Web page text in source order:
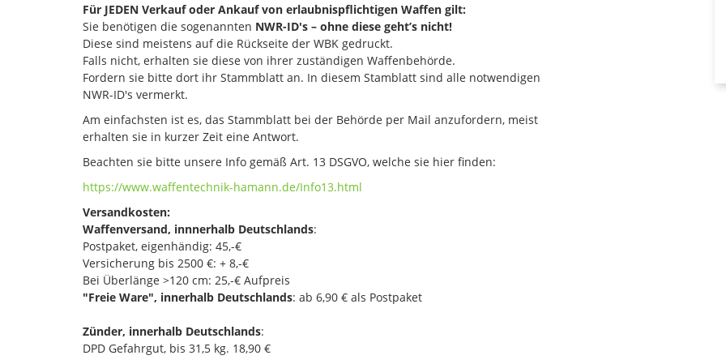
Für JEDEN Verkauf oder Ankauf von erlaubnispflichtigen Waffen gilt:
Sie benötigen die sogenannten NWR-ID's – ohne diese geht’s nicht!
Diese sind meistens auf die Rückseite der WBK gedruckt.
Falls nicht, erhalten sie diese von ihrer zuständigen Waffenbehörde.
Fordern sie bitte dort ihr Stammblatt an. In diesem Stamblatt sind alle notwendigen
NWR-ID's vermerkt.
Am einfachsten ist es, das Stammblatt bei der Behörde per Mail anzufordern, meist
erhalten sie in kurzer Zeit eine Antwort.
Beachten sie bitte unsere Info gemäß Art. 13 DSGVO, welche sie hier finden:
https://www.waffentechnik-hamann.de/Info13.html
Versandkosten:
Waffenversand, innnerhalb Deutschlands:
Postpaket, eigenhändig: 45,-€
Versicherung bis 2500 €: + 8,-€
Bei Überlänge >120 cm: 25,-€ Aufpreis
"Freie Ware", innerhalb Deutschlands: ab 6,90 € als Postpaket
Zünder, innerhalb Deutschlands:
DPD Gefahrgut, bis 31,5 kg. 18,90 €